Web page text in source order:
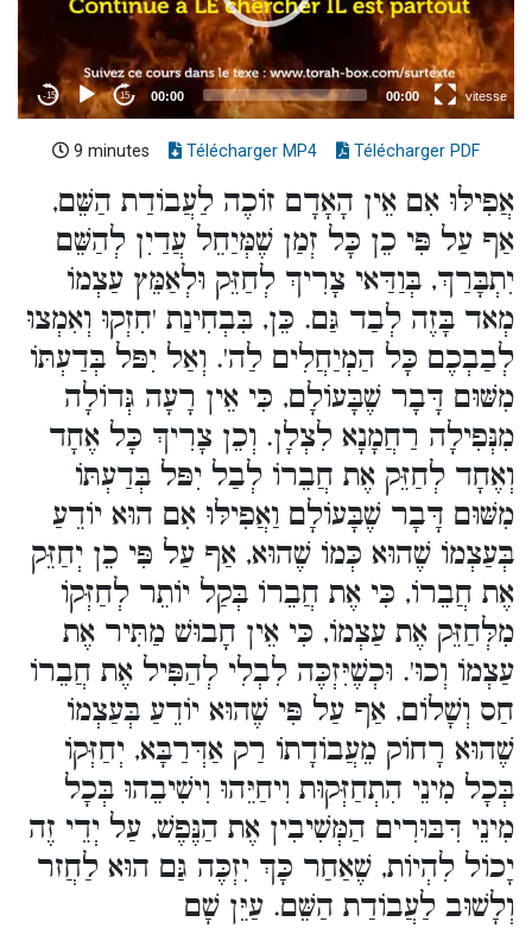
9 minutes Télécharger MP4 Télécharger PDF
אֲפִילּוּ אִם אֵין הָאָדָם זוֹכֶה לַעֲבוֹדַת הַשֵּׁם,
אַף עַל פִּי כֵן כָּל זְמַן שֶׁמְּיַחֵל עֲדַיִן לְהַשֵּׁם
יִתְבָּרַךְ, בְּוַדַּאי צָרִיךְ לְחַזֵּק וּלְאַמֵּץ עַצְמוֹ
מְאד בָּזֶה לְבַד גַּם. כֵּן, בִּבְחִינַת 'חִזְקוּ וְאִמְצוּ
לְבַבְכֶם כָּל הַמְיַחֲלִים לַה'. וְאַל יִפּל בְּדַעְתּוֹ
מִשּׁוּם דָּבָר שֶׁבָּעוֹלָם, כִּי אֵין רָעָה גְּדוֹלָה
מִנְּפִילָה רַחֲמָנָא לִצְלָן. וְכֵן צָרִיךְ כָּל אֶחָד
וְאֶחָד לְחַזֵּק אֶת חֲבֵרוֹ לְבַל יִפּל בְּדַעְתּוֹ
מִשּׁוּם דָּבָר שֶׁבָּעוֹלָם וַאֲפִילּוּ אִם הוּא יוֹדֵעַ
בְּעַצְמוֹ שֶׁהוּא כְּמוֹ שֶׁהוּא, אַף עַל פִּי כֵן יְחַזֵּק
אֶת חֲבֵרוֹ, כִּי אֶת חֲבֵרוֹ בְּקַל יוֹתֵר לְחַזְּקוֹ
מִלְּחַזֵּק אֶת עַצְמוֹ, כִּי אֵין חָבוּשׁ מַתִּיר אֶת
עַצְמוֹ וְכוּ'. וּכְשֶׁיִּזְכֶּה לִבְלִי לְהַפִּיל אֶת חֲבֵרוֹ
חַס וְשָׁלוֹם, אַף עַל פִּי שֶׁהוּא יוֹדֵעַ בְּעַצְמוֹ
שֶׁהוּא רָחוֹק מֵעֲבוֹדָתוֹ רַק אַדְּרַבָּא, יְחַזְּקוֹ
בְּכָל מִינֵי הִתְחַזְּקוּת וִיחַיֵּהוּ וִישִׁיבֵהוּ בְּכָל
מִינֵי דִּבּוּרִים הַמְּשִׁיבִין אֶת הַנֶּפֶשׁ, עַל יְדֵי זֶה
יָכוֹל לִהְיוֹת, שֶׁאַחַר כָּךְ יִזְכֶּה גַּם הוּא לַחֲזר
וְלָשׁוּב לַעֲבוֹדַת הַשֵּׁם. עַיֵּן שָׁם